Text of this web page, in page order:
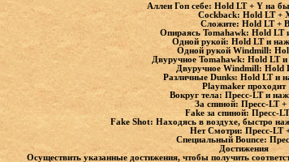
Аллеи Гоп себе: Hold LT + Y на
Cockback: Hold LT +
Сложите: Hold LT + B
Опираясь Tomahawk: Hold LT
Одной рукой: Hold LT и
Одной рукой Windmill:
Двуручное Tomahawk: Hold LT
Двуручное Windmill: Hold
Различные Dunks: Hold LT и
Playmaker проходит
Вокруг тела: Пресс-LT и
За спиной: Пресс-LT +
Fake за спиной: Пресс-
Fake Shot: Находясь в воздухе, быстро
Нет Смотри: Пресс-LT
Специальный Bounce:
Достижения
Осуществить указанные достижения, чтобы получить